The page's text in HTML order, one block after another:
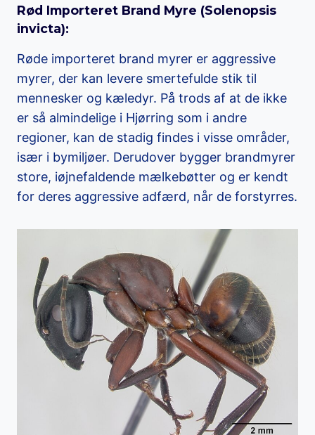
Rød Importeret Brand Myre (Solenopsis
invicta):
Røde importeret brand myrer er aggressive
myrer, der kan levere smertefulde stik til
mennesker og kæledyr. På trods af at de ikke
er så almindelige i Hjørring som i andre
regioner, kan de stadig findes i visse områder,
især i bymiljøer. Derudover bygger brandmyrer
store, iøjnefaldende mælkebøtter og er kendt
for deres aggressive adfærd, når de forstyrres.